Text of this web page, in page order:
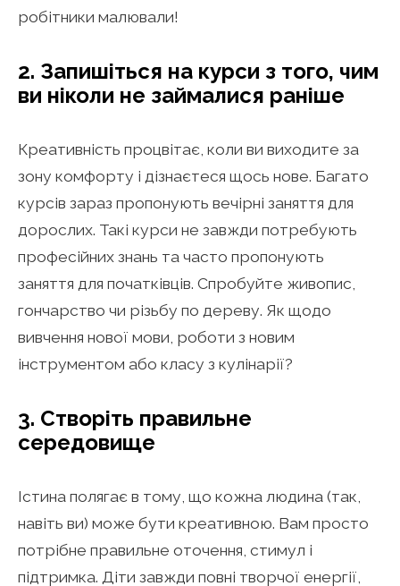
робітники малювали!
2. Запишіться на курси з того, чим
ви ніколи не займалися раніше
Креативність процвітає, коли ви виходите за
зону комфорту і дізнаєтеся щось нове. Багато
курсів зараз пропонують вечірні заняття для
дорослих. Такі курси не завжди потребують
професійних знань та часто пропонують
заняття для початківців. Спробуйте живопис,
гончарство чи різьбу по дереву. Як щодо
вивчення нової мови, роботи з новим
інструментом або класу з кулінарії?
3. Створіть правильне
середовище
Істина полягає в тому, що кожна людина (так,
навіть ви) може бути креативною. Вам просто
потрібне правильне оточення, стимул і
підтримка. Діти завжди повні творчої енергії,